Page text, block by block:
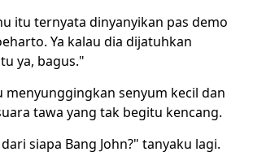
itu ternyata dinyanyikan pas demo
Ya kalau dia dijatuhkan
ya, bagus."
menyunggingkan senyum kecil dan
tawa yang tak begitu kencang.
siapa Bang John?" tanyaku lagi.